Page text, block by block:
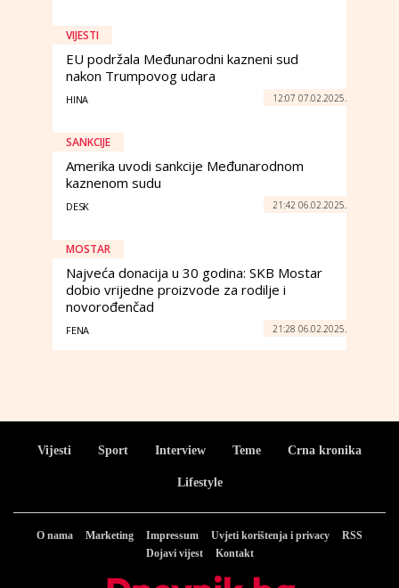
VIJESTI
EU podržala Međunarodni kazneni sud
nakon Trumpovog udara
HINA 12:07 07.02.2025.
SANKCIJE
Amerika uvodi sankcije Međunarodnom
kaznenom sudu
DESK 21:42 06.02.2025.
MOSTAR
Najveća donacija u 30 godina: SKB Mostar
dobio vrijedne proizvode za rodilje i
novorođenčad
FENA 21:28 06.02.2025.
Vijesti Sport Interview Teme Crna kronika
Lifestyle
O nama Marketing Impressum Uvjeti korištenja i privacy
RSS
Dojavi vijest
Kontakt